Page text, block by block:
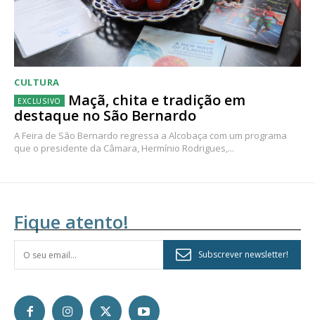
CULTURA
Maçã, chita e tradição em
destaque no São Bernardo
A Feira de São Bernardo regressa a Alcobaça com um programa
que o presidente da Câmara, Hermínio Rodrigues,...
Fique atento!
Subscrever newsletter!